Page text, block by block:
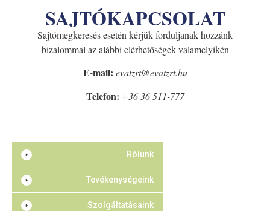
SAJTÓKAPCSOLAT
Sajtómegkeresés esetén kérjük forduljanak hozzánk
bizalommal az alábbi elérhetőségek valamelyikén
E-mail: evatzrt@evatzrt.hu
Telefon: +36 36 511-777
Rólunk
Tevékenységeink
Szolgáltatásaink